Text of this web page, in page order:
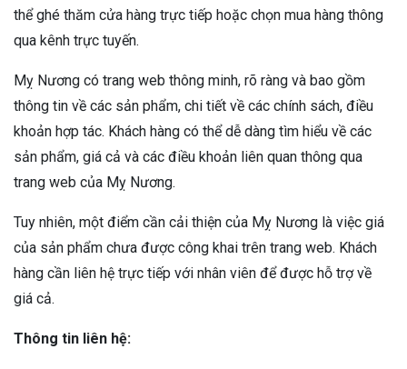
thể ghé thăm cửa hàng trực tiếp hoặc chọn mua hàng thông
qua kênh trực tuyến.
Mỵ Nương có trang web thông minh, rõ ràng và bao gồm
thông tin về các sản phẩm, chi tiết về các chính sách, điều
khoản hợp tác. Khách hàng có thể dễ dàng tìm hiểu về các
sản phẩm, giá cả và các điều khoản liên quan thông qua
trang web của Mỵ Nương.
Tuy nhiên, một điểm cần cải thiện của Mỵ Nương là việc giá
của sản phẩm chưa được công khai trên trang web. Khách
hàng cần liên hệ trực tiếp với nhân viên để được hỗ trợ về
giá cả.
Thông tin liên hệ: